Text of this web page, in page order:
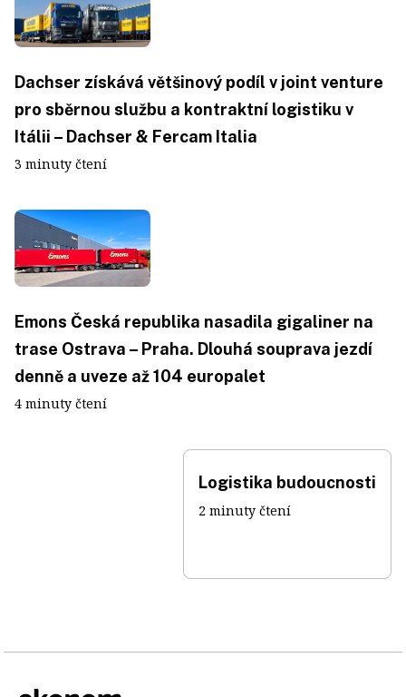
Dachser získává většinový podíl v joint venture
pro sběrnou službu a kontraktní logistiku v
Itálii – Dachser & Fercam Italia
3 minuty čtení
Emons Česká republika nasadila gigaliner na
trase Ostrava – Praha. Dlouhá souprava jezdí
denně a uveze až 104 europalet
4 minuty čtení
Logistika budoucnosti
2 minuty čtení